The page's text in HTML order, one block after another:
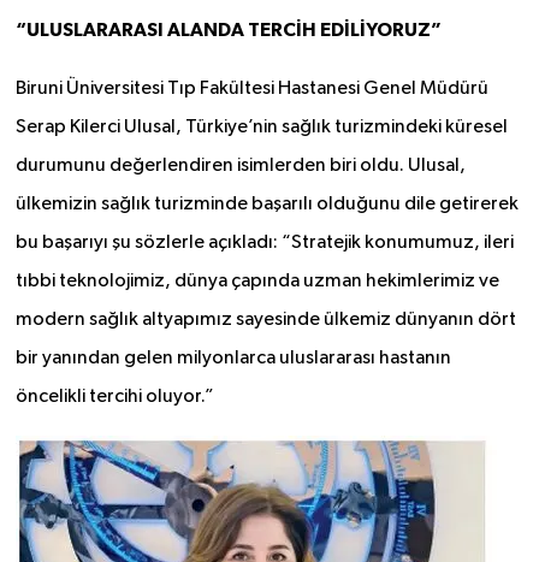
“ULUSLARARASI ALANDA TERCİH EDİLİYORUZ”
Biruni Üniversitesi Tıp Fakültesi Hastanesi Genel Müdürü
Serap Kilerci Ulusal, Türkiye’nin sağlık turizmindeki küresel
durumunu değerlendiren isimlerden biri oldu. Ulusal,
ülkemizin sağlık turizminde başarılı olduğunu dile getirerek
bu başarıyı şu sözlerle açıkladı: “Stratejik konumumuz, ileri
tıbbi teknolojimiz, dünya çapında uzman hekimlerimiz ve
modern sağlık altyapımız sayesinde ülkemiz dünyanın dört
bir yanından gelen milyonlarca uluslararası hastanın
öncelikli tercihi oluyor.”